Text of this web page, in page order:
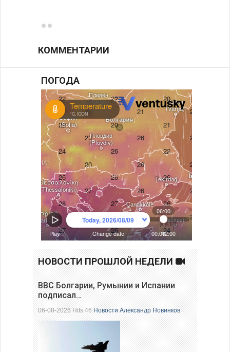
КОММЕНТАРИИ
ПОГОДА
НОВОСТИ ПРОШЛОЙ НЕДЕЛИ
ВВС Болгарии, Румынии и Испании
подписал…
06-08-2026 Hits:46Новости Александр Новинков